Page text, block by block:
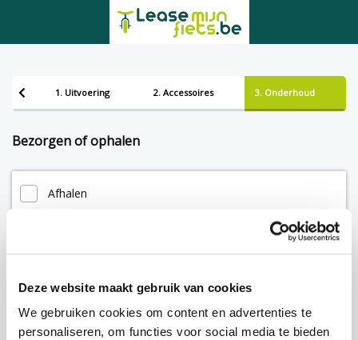
Deze website maakt gebruik van cookies
We gebruiken cookies om content en advertenties te
personaliseren, om functies voor social media te bieden
1. Uitvoering 2. Accessoires 3. Onderhoud
Bezorgen of ophalen
Afhalen
Lening op afbetaling bij Lease-mijn-fiets.be